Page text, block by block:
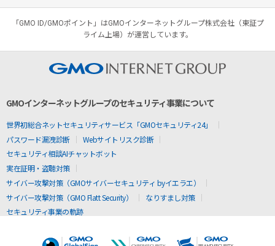
「GMO ID/GMOポイント」はGMOインターネットグループ株式会社（東証プ
ライム上場）が運営しています。
GMOインターネットグループのセキュリティ事業について
世界初総合ネットセキュリティサービス「GMOセキュリティ24」
パスワード漏洩診断
Webサイトリスク診断
セキュリティ相談AIチャットボット
実在証明・盗聴対策
サイバー攻撃対策（GMOサイバーセキュリティ byイエラエ）
サイバー攻撃対策（GMO Flatt Security）
なりすまし対策
セキュリティ事業の軌跡